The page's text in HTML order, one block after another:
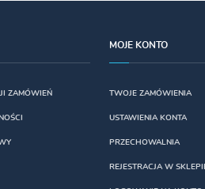
ZAMÓWIEŃ
MOJE KONTO
TWOJE ZAMÓWIENIA
USTAWIENIA KONTA
PRZECHOWALNIA
REJESTRACJA W